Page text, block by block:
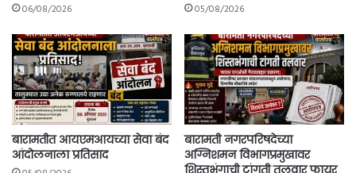
06/08/2026
05/08/2026
बारामतीत आयएमआयच्या सेवा बंद
आंदोलनाला प्रतिसाद
बारामती नगरपरिषदेच्या
अग्निशमन विभागप्रमुखावर
शिस्तभंगाची टांगती तलवार फायर